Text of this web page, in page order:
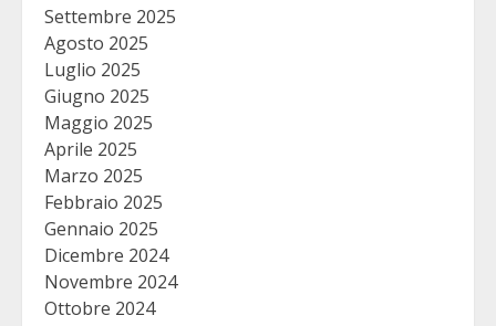
Settembre 2025
Agosto 2025
Luglio 2025
Giugno 2025
Maggio 2025
Aprile 2025
Marzo 2025
Febbraio 2025
Gennaio 2025
Dicembre 2024
Novembre 2024
Ottobre 2024